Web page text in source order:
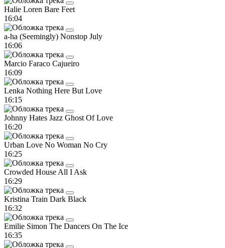
Halie Loren Bare Feet
16:04
a-ha (Seemingly) Nonstop July
16:06
Marcio Faraco Cajueiro
16:09
Lenka Nothing Here But Love
16:15
Johnny Hates Jazz Ghost Of Love
16:20
Urban Love No Woman No Cry
16:25
Crowded House All I Ask
16:29
Kristina Train Dark Black
16:32
Emilie Simon The Dancers On The Ice
16:35